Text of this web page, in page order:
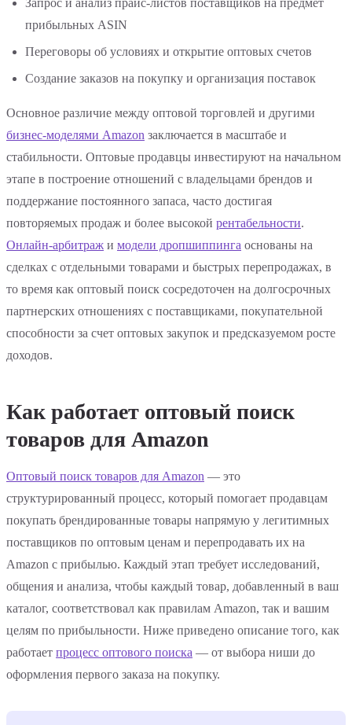
Запрос и анализ прайс-листов поставщиков на предмет
прибыльных ASIN
Переговоры об условиях и открытие оптовых счетов
Создание заказов на покупку и организация поставок
Основное различие между оптовой торговлей и другими
бизнес-моделями Amazon заключается в масштабе и
стабильности. Оптовые продавцы инвестируют на начальном
этапе в построение отношений с владельцами брендов и
поддержание постоянного запаса, часто достигая
повторяемых продаж и более высокой рентабельности.
Онлайн-арбитраж и модели дропшиппинга основаны на
сделках с отдельными товарами и быстрых перепродажах, в
то время как оптовый поиск сосредоточен на долгосрочных
партнерских отношениях с поставщиками, покупательной
способности за счет оптовых закупок и предсказуемом росте
доходов.
Как работает оптовый поиск
товаров для Amazon
Оптовый поиск товаров для Amazon — это
структурированный процесс, который помогает продавцам
покупать брендированные товары напрямую у легитимных
поставщиков по оптовым ценам и перепродавать их на
Amazon с прибылью. Каждый этап требует исследований,
общения и анализа, чтобы каждый товар, добавленный в ваш
каталог, соответствовал как правилам Amazon, так и вашим
целям по прибыльности. Ниже приведено описание того, как
работает процесс оптового поиска — от выбора ниши до
оформления первого заказа на покупку.